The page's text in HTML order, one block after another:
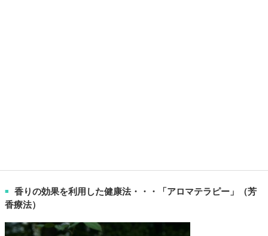
■
香りの効果を利用した健康法・・・「アロマテラピー」（芳
香療法）